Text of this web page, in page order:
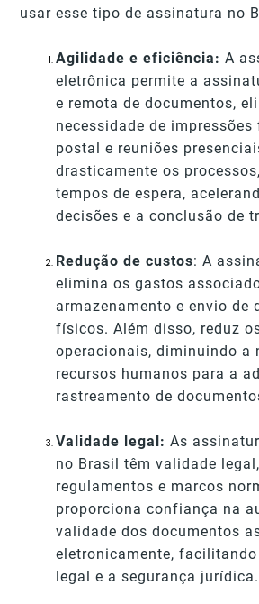
usar esse tipo de assinatura no
Agilidade e eficiência: A
eletrônica permite a
e remota de documentos,
necessidade de
postal e reuniões
drasticamente os
tempos de espera,
decisões e a conclusão de
Redução de custos: A
elimina os gastos
armazenamento e envio de
físicos. Além disso, reduz
operacionais, diminuindo a
recursos humanos para a
rastreamento de
Validade legal: As
no Brasil têm validade
regulamentos e marcos
proporciona confiança na
validade dos documentos
eletronicamente,
legal e a segurança jurídica.